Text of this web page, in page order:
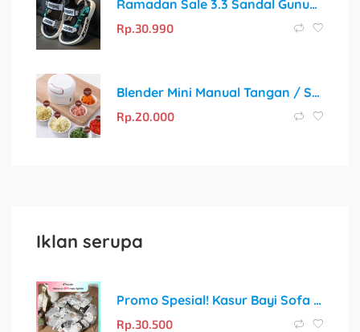
Ramadan Sale 3.3 Sandal Gunung Kekinian Anti Slip untuk Anak
Rp.30.990
Blender Mini Manual Tangan / Speedy Chopper 170ML
Rp.20.000
Iklan serupa
Promo Spesial! Kasur Bayi Sofa dengan Sabuk Pengaman + Gratis Bantal Peyang Crown
Rp.30.500